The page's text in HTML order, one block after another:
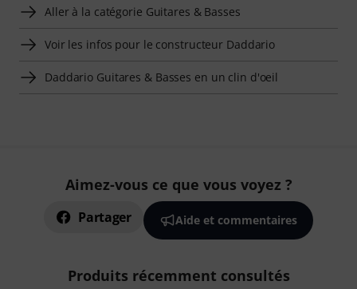
Aller à la catégorie Guitares & Basses
Voir les infos pour le constructeur Daddario
Daddario Guitares & Basses en un clin d'oeil
Aimez-vous ce que vous voyez ?
Partager Aide et commentaires
Produits récemment consultés